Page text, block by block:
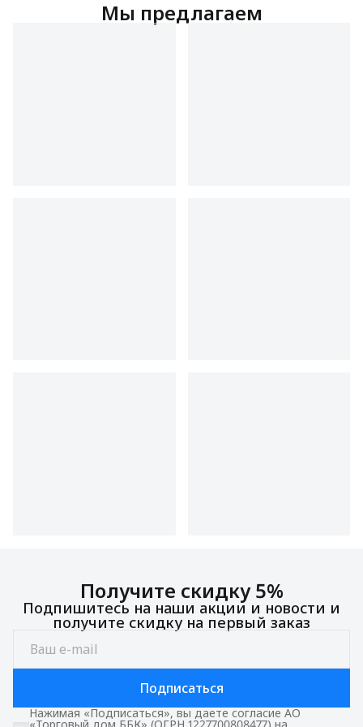
Мы предлагаем
Получите скидку 5%
Подпишитесь на наши акции и новости и
получите скидку на первый заказ
Подписаться
Нажимая «Подписаться», вы даете согласие АО